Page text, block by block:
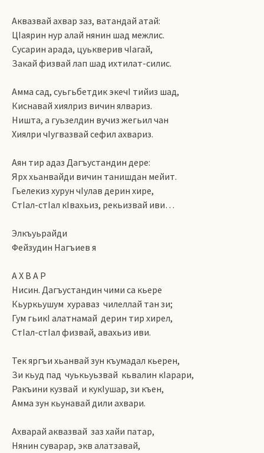
Аквазвай ахвар заз, ватандай атай:
ЦIаярин нур алай нянин шад межлис.
Сусарин арада, цуькверив чIагай,
Закай физвай лап шад ихтилат-силис.
Амма сад, суьгьбетдик экечI тийиз шад,
Киснавай хиялриз вичин ялвариз.
Ништа, а гуьзелдин вучиз жегьил чан
Хиялри чIугвазвай сефил ахвариз.
Аян тир адаз Дагъустандин дере:
Ярх хьанвайди вичин танишдан мейит.
Гьелекиз хурун чIулав дерин хире,
СтIал-стIал кIвахьиз, рекьизвай иви…
Элкъуьрайди
Фейзудин Нагъиев я
А Х В А Р
Нисин. Дагъустандин чими са кьере
Кьуркьушум хураваз чилеллай тан зи;
Гум гьикI алатнамай дерин тир хирел,
СтIал-стIал физвай, авахьиз иви.
Тек яргъи хьанвай зун къумадал кьерен,
Зи кьуд пад чуькьуьзвай кьвалин кIарари,
Ракъини кузвай и кукIушар, зи къен,
Амма зун кьунавай дили ахвари.
Ахварай аквазвай заз хайи патар,
Нянин суварар, экв алатзавай,